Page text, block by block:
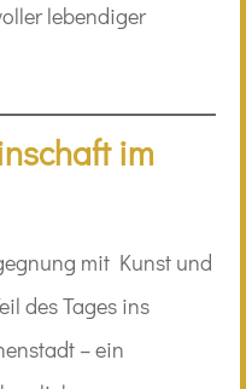
lebendiger
im
mit Kunst und
des Tages ins
– ein